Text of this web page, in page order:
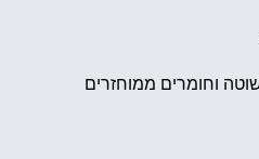
וחומרים ממוחזרים